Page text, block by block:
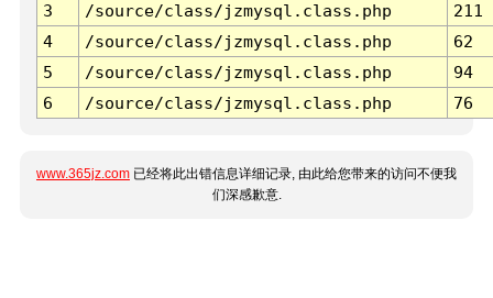
3 /source/class/jzmysql.class.php
211
4
/source/class/jzmysql.class.php
62
5
/source/class/jzmysql.class.php
94
6
/source/class/jzmysql.class.php 76
www.365jz.com 已经将此出错信息详细记录, 由此给您带来的访问不便我
们深感歉意.